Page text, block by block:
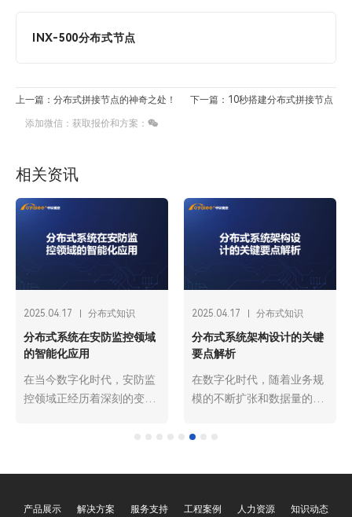
INX-500分布式节点
上一篇：分布式拼接节点的神奇之处！ 下一篇：10秒搭建分布式拼接节点
添加微信：获取报价和方案：
相关资讯
2025.04.17 分布式知识
分布式系统在安防监控领域
的智能化应用
在当今数字化时代，安防监
控领域正经历着深刻的变
控的分布式系统“尹妮思
300、INX-500、INX-
2025.04.17 分布式知识
分布式系统架构设计的关键
要点解析
在数字化时代，随着业务规
模的不断扩张和数据量的爆
技术有限公司oyalee中议视
越的性能、可扩展性和可靠
首选架构模式。设计一个高
产品展示 解决方案 服务支持 工程案例 人力资源 知识动态